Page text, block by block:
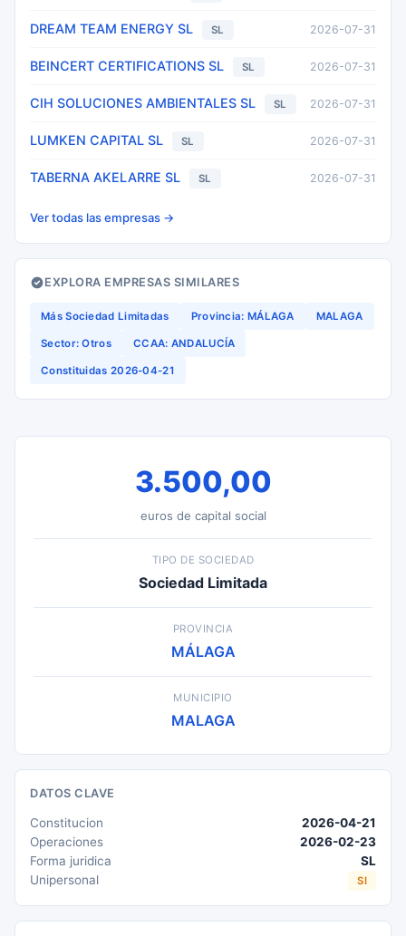
DREAM TEAM ENERGY SL SL 2026-07-31
BEINCERT CERTIFICATIONS SL SL 2026-07-31
CIH SOLUCIONES AMBIENTALES SL SL 2026-07-31
LUMKEN CAPITAL SL SL 2026-07-31
TABERNA AKELARRE SL SL 2026-07-31
Ver todas las empresas →
EXPLORA EMPRESAS SIMILARES
Más Sociedad Limitadas Provincia: MÁLAGA MALAGA
Sector: Otros CCAA: ANDALUCÍA
Constituidas 2026-04-21
3.500,00
euros de capital social
TIPO DE SOCIEDAD
Sociedad Limitada
PROVINCIA
MÁLAGA
MUNICIPIO
MALAGA
DATOS CLAVE
Constitucion
2026-04-21
Operaciones
2026-02-23
Forma juridica
SL
Unipersonal
SI